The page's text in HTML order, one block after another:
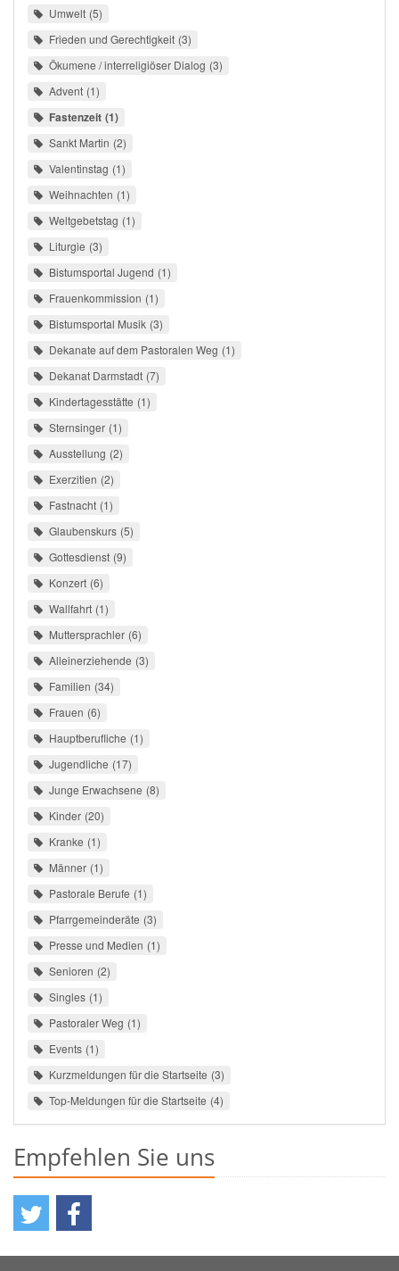
Umwelt 5
Frieden und Gerechtigkeit 3
Ökumene / interreligiöser Dialog 3
Advent 1
Fastenzeit 1
Sankt Martin 2
Valentinstag 1
Weihnachten 1
Weltgebetstag 1
Liturgie 3
Bistumsportal Jugend 1
Frauenkommission 1
Bistumsportal Musik 3
Dekanate auf dem Pastoralen Weg 1
Dekanat Darmstadt 7
Kindertagesstätte 1
Sternsinger 1
Ausstellung 2
Exerzitien 2
Fastnacht 1
Glaubenskurs 5
Gottesdienst 9
Konzert 6
Wallfahrt 1
Muttersprachler 6
Alleinerziehende 3
Familien 34
Frauen 6
Hauptberufliche 1
Jugendliche 17
Junge Erwachsene 8
Kinder 20
Kranke 1
Männer 1
Pastorale Berufe 1
Pfarrgemeinderäte 3
Presse und Medien 1
Senioren 2
Singles 1
Pastoraler Weg 1
Events 1
Kurzmeldungen für die Startseite 3
Top-Meldungen für die Startseite 4
Empfehlen Sie uns